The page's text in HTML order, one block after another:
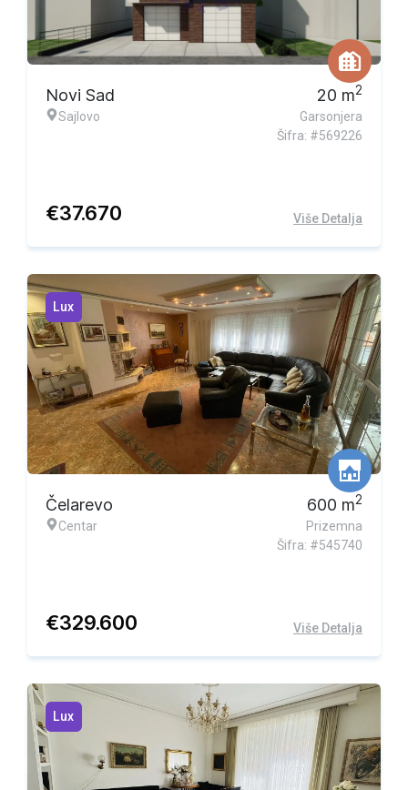
Novi Sad
Sajlovo
20 m2
Garsonjera
Šifra: #569226
€37.670 Više Detalja
Lux
Čelarevo
Centar
600 m2
Prizemna
Šifra: #545740
€329.600 Više Detalja
Lux